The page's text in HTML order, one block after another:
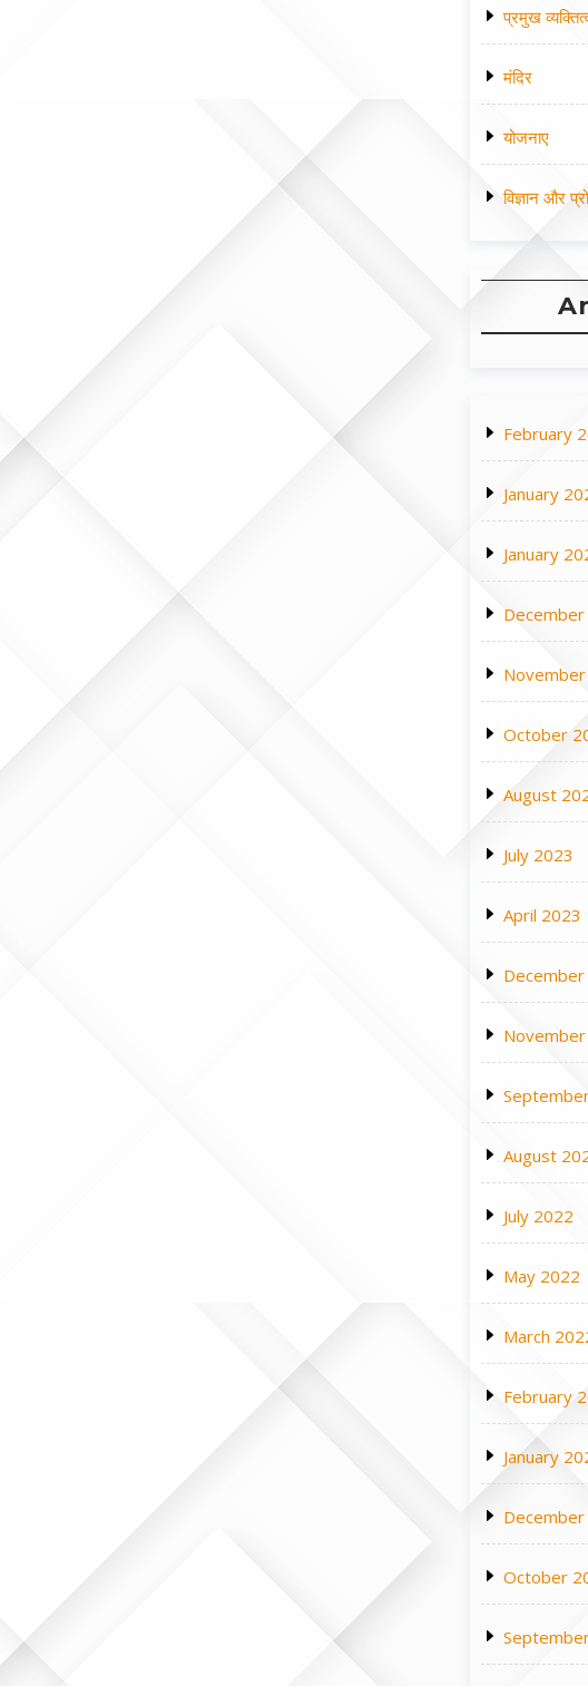
प्रमुख
मंदिर
योजनाए
विज्ञान और
February
January
January
October
August
July 2023
April 2023
August
July 2022
May 2022
March
February
January
December
October